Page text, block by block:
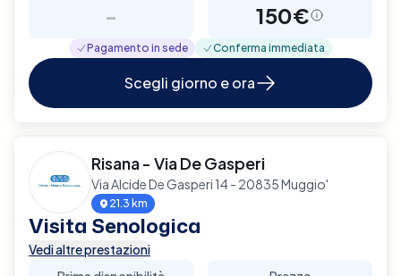
- 150€
Pagamento in sede Conferma immediata
Scegli giorno e ora
Risana - Via De Gasperi
Via Alcide De Gasperi 14 - 20835 Muggio'
21.3 km
Visita Senologica
Vedi altre prestazioni